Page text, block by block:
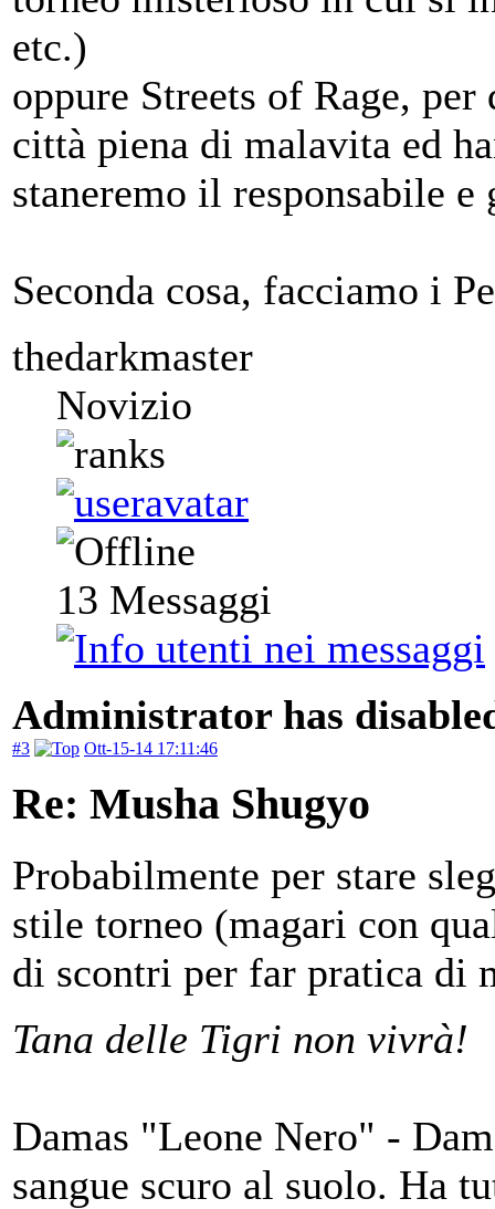
etc.)
oppure Streets of Rage,
città piena di malavita ed
staneremo il responsabile
Seconda cosa, facciamo i
thedarkmaster
Novizio
13 Messaggi
Administrator has
#3 Ott-15-14 17:11:46
Re: Musha Shugyo
Probabilmente per stare
stile torneo (magari con
di scontri per far pratica di
Tana delle Tigri non vivrà!
Damas "Leone Nero" -
sangue scuro al suolo. Ha